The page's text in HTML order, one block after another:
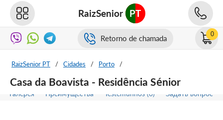
RaizSenior PT
Retorno de chamada 0
RaizSenior PT / Cidades / Porto /
Casa da Boavista - Residência Sénior
Галерея Преимущества Testemunhos (0) Задать вопрос